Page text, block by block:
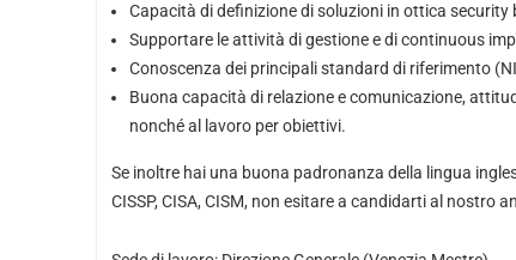
Capacità di definizione di soluzioni in ottica
Supportare le attività di gestione e di continuous
Conoscenza dei principali standard di riferimento
Buona capacità di relazione e comunicazione,
nonché al lavoro per obiettivi.
Se inoltre hai una buona padronanza della lingua
CISSP, CISA, CISM, non esitare a candidarti al nostro